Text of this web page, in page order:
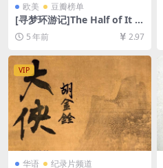
欧美 豆瓣榜单
[寻梦环游记]The Half of It (2
020)[百度网盘+迅雷云盘资源
1080P超清未删减][MP4/6.9G
B][中英字幕]
5 年前 2.97
VIP
华语 纪录片频道